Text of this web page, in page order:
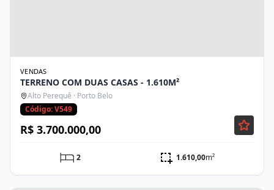
VENDAS
TERRENO COM DUAS CASAS - 1.610M²
Alto Perequê · Porto Belo
Código: V549
R$ 3.700.000,00
2 1.610,00m²